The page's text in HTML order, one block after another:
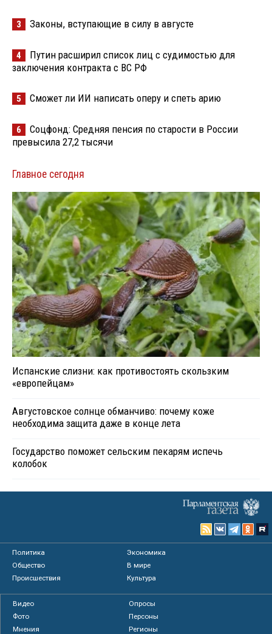
3 Законы, вступающие в силу в августе
4
Путин расширил список лиц с судимостью для
заключения контракта с ВС РФ
5 Сможет ли ИИ написать оперу и спеть арию
6
Соцфонд: Средняя пенсия по старости в России
превысила 27,2 тысячи
Главное сегодня
Испанские слизни: как противостоять скользким
«европейцам»
Августовское солнце обманчиво: почему коже
необходима защита даже в конце лета
Государство поможет сельским пекарям испечь
колобок
Политика
Экономика
Общество
В мире
Происшествия
Культура
Видео
Опросы
Фото
Персоны
Мнения
Регионы